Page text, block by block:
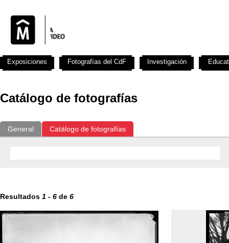
Catálogo de fotografías
General Catálogo de fotografías
Resultados 1 - 6 de 6
Exposiciones Fotografías del CdF Investigación